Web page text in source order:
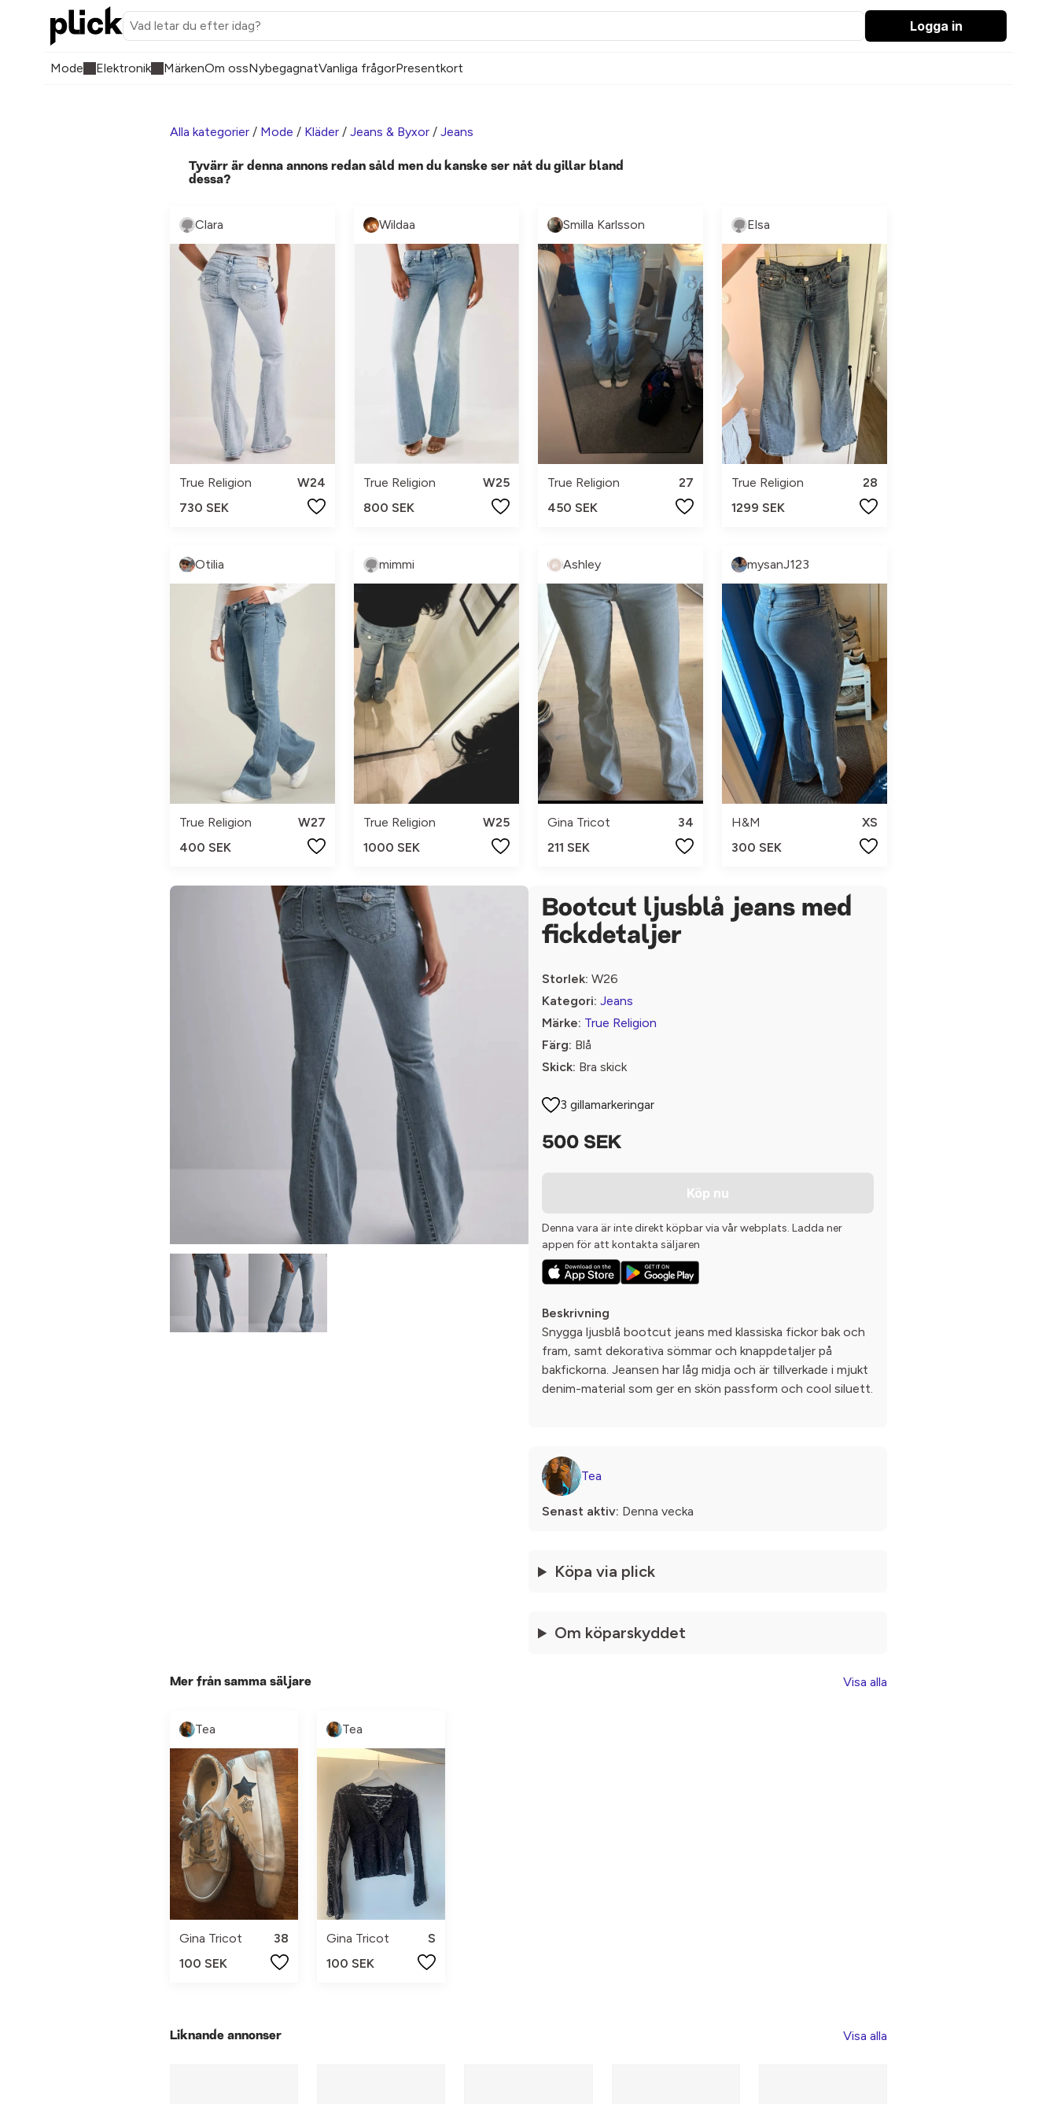
Logga in
Mode Elektronik MärkenOm ossNybegagnatVanliga frågorPresentkort
Alla kategorier / Mode / Kläder / Jeans & Byxor / Jeans
Tyvärr är denna annons redan såld men du kanske ser nåt du gillar bland
dessa?
Clara
True Religion
W24
730 SEK
Wildaa
True Religion
W25
800 SEK
Smilla Karlsson
True Religion
27
450 SEK
Elsa
True Religion
28
1299 SEK
Otilia
True Religion
W27
400 SEK
mimmi
True Religion
W25
1000 SEK
Ashley
Gina Tricot
34
211 SEK
mysanJ123
H&M
XS
300 SEK
Bootcut ljusblå jeans med
fickdetaljer
Storlek: W26
Kategori: Jeans
Märke: True Religion
Färg: Blå
Skick: Bra skick
3 gillamarkeringar
500 SEK
Köp nu
Denna vara är inte direkt köpbar via vår webplats. Ladda ner
appen för att kontakta säljaren
Beskrivning
Snygga ljusblå bootcut jeans med klassiska fickor bak och
fram, samt dekorativa sömmar och knappdetaljer på
bakfickorna. Jeansen har låg midja och är tillverkade i mjukt
denim-material som ger en skön passform och cool siluett.
Tea
Senast aktiv: Denna vecka
Köpa via plick
Om köparskyddet
Mer från samma säljare Visa alla
Tea
Gina Tricot
38
100 SEK
Tea
Gina Tricot
S
100 SEK
Liknande annonser Visa alla